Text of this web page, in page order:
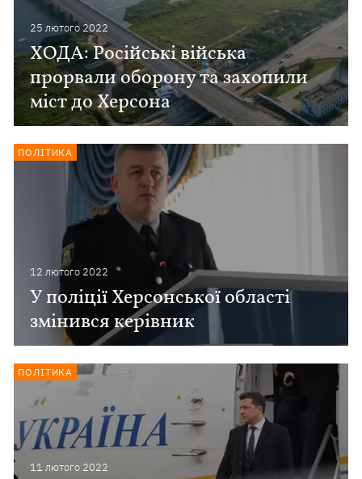
25 лютого 2022
ХОДА: Російські війська
прорвали оборону та захопили
міст до Херсона
12 лютого 2022
У поліції Херсонської області
змінився керівник
ПОЛІТИКА
11 лютого 2022
ПОЛІТИКА